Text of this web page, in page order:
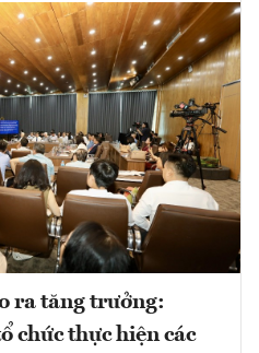
ra tăng trưởng:
chức thực hiện các